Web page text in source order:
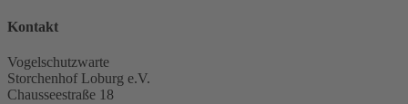
Kontakt
Vogelschutzwarte
Storchenhof Loburg e.V.
Chausseestraße 18